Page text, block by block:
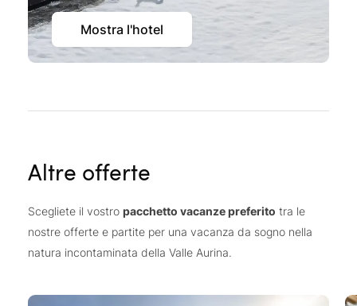
Mostra l'hotel
Altre offerte
Scegliete il vostro pacchetto vacanze preferito tra le
nostre offerte e partite per una vacanza da sogno nella
natura incontaminata della Valle Aurina.